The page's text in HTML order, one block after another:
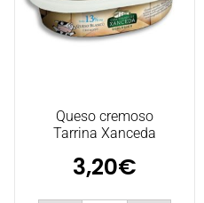
Queso cremoso
Tarrina Xanceda
3,20€